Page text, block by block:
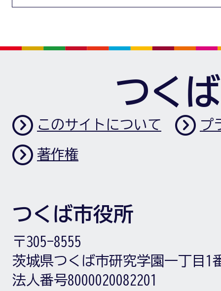
つく
このサイトについて プ
著作権
つくば市役所
〒305-8555
茨城県つくば市研究学園一丁目1
法人番号8000020082201